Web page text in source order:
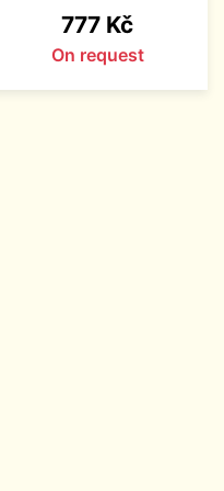
Price
777 Kč
On request